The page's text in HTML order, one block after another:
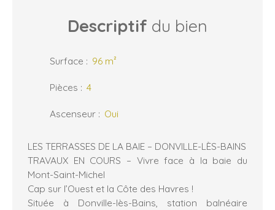
Descriptif du bien
Surface : 96 m²
Pièces : 4
Ascenseur : Oui
LES TERRASSES DE LA BAIE – DONVILLE-LÈS-BAINS
TRAVAUX EN COURS – Vivre face à la baie du
Mont-Saint-Michel
Cap sur l’Ouest et la Côte des Havres !
Située à Donville-lès-Bains, station balnéaire